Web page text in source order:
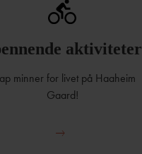
aktiviteter
minner for livet på Haaheim
Gaard!